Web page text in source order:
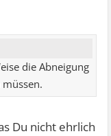
die Abneigung
Du nicht ehrlich